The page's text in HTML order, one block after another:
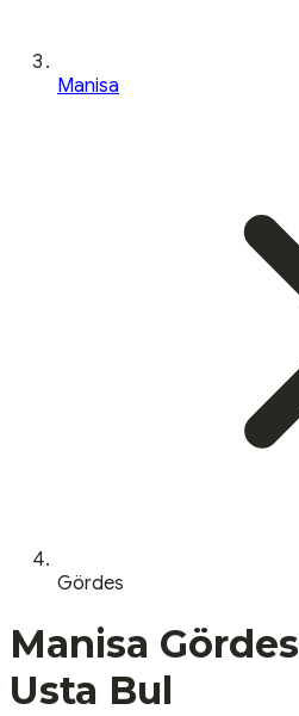
Manisa
Gördes
Manisa Gördes
Usta Bul